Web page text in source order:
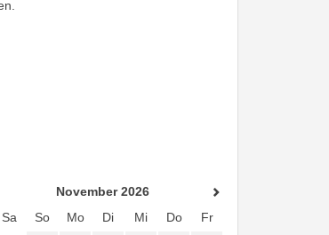
November 2026
Sa
So Mo Di Mi Do
Fr